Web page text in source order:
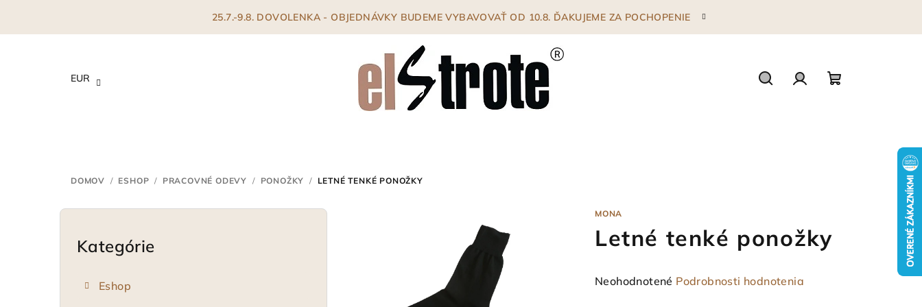
25.7.-9.8. DOVOLENKA - OBJEDNÁVKY BUDEME VYBAVOVAŤ OD 10.8. ĎAKUJEME ZA POCHOPENIE
EUR
DOMOV / ESHOP / PRACOVNÉ ODEVY / PONOŽKY / LETNÉ TENKÉ PONOŽKY
B
Preskočiť
kategórie
Kategórie
Eshop
MONA
Letné tenké ponožky
Priemerné
Neohodnotené Podrobnosti hodnotenia